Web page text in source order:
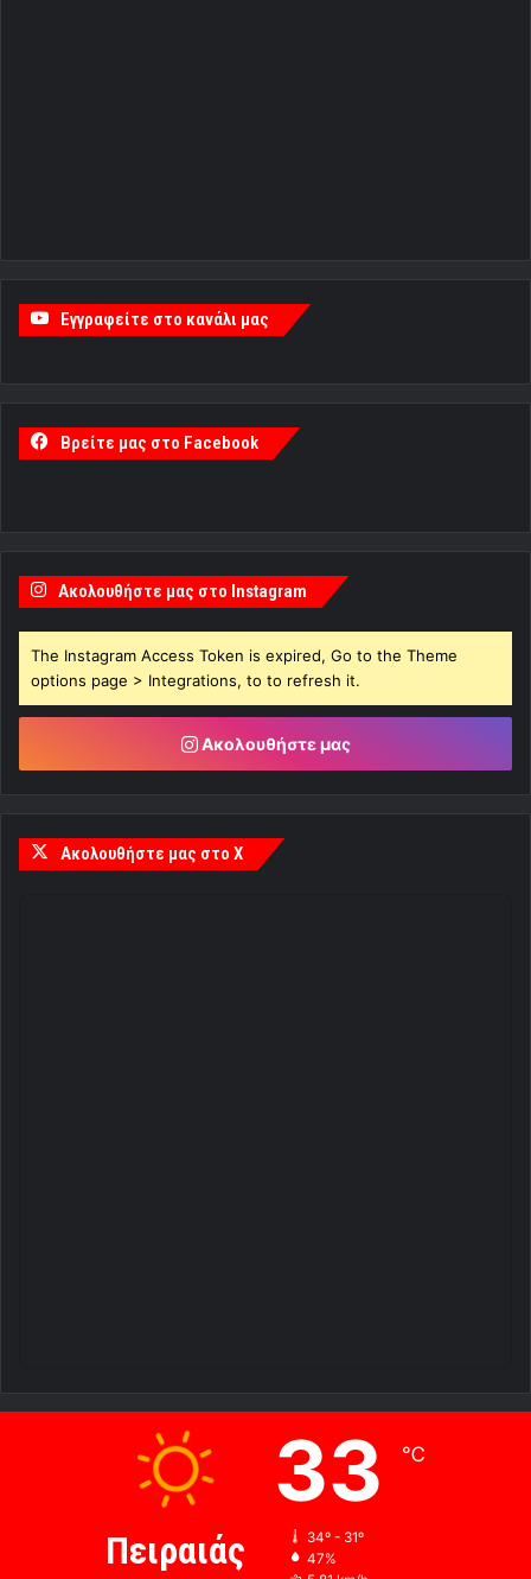
Εγγραφείτε στο κανάλι μας
Βρείτε μας στο Facebook
Ακολουθήστε μας στο Instagram
The Instagram Access Token is expired, Go to the Theme
options page > Integrations, to to refresh it.
Ακολουθήστε μας
Ακολουθήστε μας στο X
Πειραιάς
33 ℃
34º - 31º
47%